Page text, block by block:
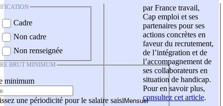
Cadre
Non cadre
Non renseignée
BRUT MINIMUM
minimum
une périodicité pour le salaire saisi
par France travail,
Cap emploi et ses
partenaires pour ses
actions concrètes en
faveur du recrutement,
de l’intégration et de
l’accompagnement de
ses collaborateurs en
situation de handicap.
Pour en savoir plus,
consultez cet article.